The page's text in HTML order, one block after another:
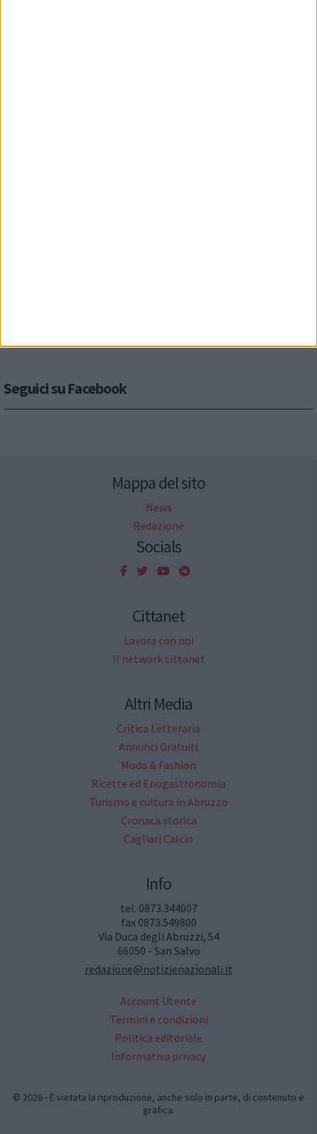
Seguici su Facebook
Mappa del sito
News
Redazione
Socials
Cittanet
Lavora con noi
Il network cittanet
Altri Media
Critica Letteraria
Annunci Gratuiti
Moda & Fashion
Ricette ed Enogastronomia
Turismo e cultura in Abruzzo
Cronaca storica
Cagliari Calcio
Info
tel. 0873.344007
fax 0873.549800
Via Duca degli Abruzzi, 54
66050 - San Salvo
redazione@notizienazionali.it
Account Utente
Termini e condizioni
Politica editoriale
Informativa privacy
© 2026 - È vietata la riproduzione, anche solo in parte, di contenuto e
grafica.